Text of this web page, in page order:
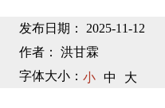
发布日期： 2025-11-12
作者： 洪甘霖
字体大小： 小 中 大